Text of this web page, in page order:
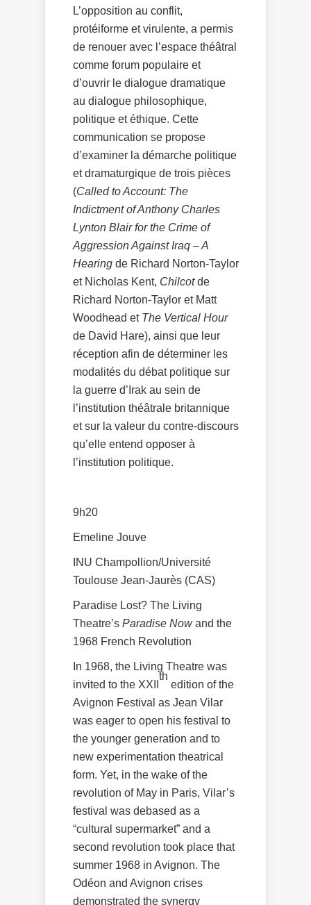
L’opposition au conflit,
protéiforme et virulente, a permis
de renouer avec l’espace théâtral
comme forum populaire et
d’ouvrir le dialogue dramatique
au dialogue philosophique,
politique et éthique. Cette
communication se propose
d’examiner la démarche politique
et dramaturgique de trois pièces
(Called to Account: The
Indictment of Anthony Charles
Lynton Blair for the Crime of
Aggression Against Iraq – A
Hearing de Richard Norton-Taylor
et Nicholas Kent, Chilcotde
Richard Norton-Taylor et Matt
Woodhead et The Vertical Hour
de David Hare), ainsi que leur
réception afin de déterminer les
modalités du débat politique sur
la guerre d’Irak au sein de
l’institution théâtrale britannique
et sur la valeur du contre-discours
qu’elle entend opposer à
l’institution politique.
9h20
Emeline Jouve
INU Champollion/Université
Toulouse Jean-Jaurès (CAS)
Paradise Lost? The Living
Theatre’s Paradise Nowand the
1968 French Revolution
In 1968, the Living Theatre was
invited to the XXII
th
edition of the
Avignon Festival as Jean Vilar
was eager to open his festival to
the younger generation and to
new experimentation theatrical
form. Yet, in the wake of the
revolution of May in Paris, Vilar’s
festival was debased as a
“cultural supermarket” and a
second revolution took place that
summer 1968 in Avignon. The
Odéon and Avignon crises
demonstrated the synergy